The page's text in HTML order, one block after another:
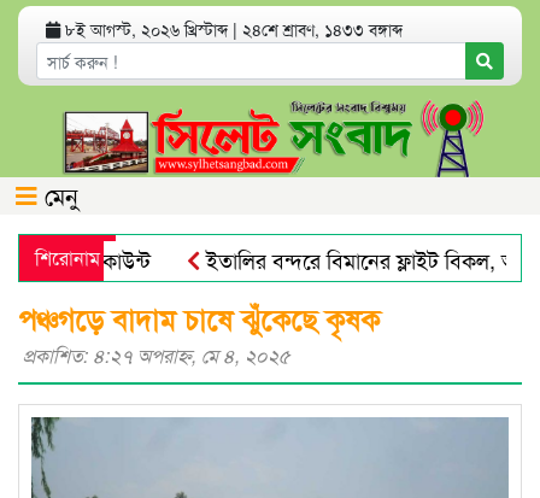
৮ই আগস্ট, ২০২৬ খ্রিস্টাব্দ | ২৪শে শ্রাবণ, ১৪৩৩ বঙ্গাব্দ
মেনু
শিরোনাম
অ্যাকাউন্ট
ইতালির বন্দরে বিমানের ফ্লাইট বিকল,
তেল, গ্যাস, বিদ্যুৎ সঙ্কট ও
পঞ্চগড়ে বাদাম চাষে ঝুঁকেছে কৃষক
প্রকাশিত: ৪:২৭ অপরাহ্ণ, মে ৪, ২০২৫